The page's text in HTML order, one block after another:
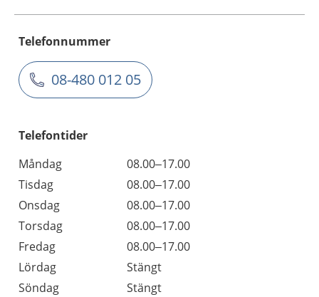
Telefonnummer
08-480 012 05
Telefontider
Måndag
08.00–17.00
Tisdag
08.00–17.00
Onsdag
08.00–17.00
Torsdag
08.00–17.00
Fredag
08.00–17.00
Lördag
Stängt
Söndag
Stängt